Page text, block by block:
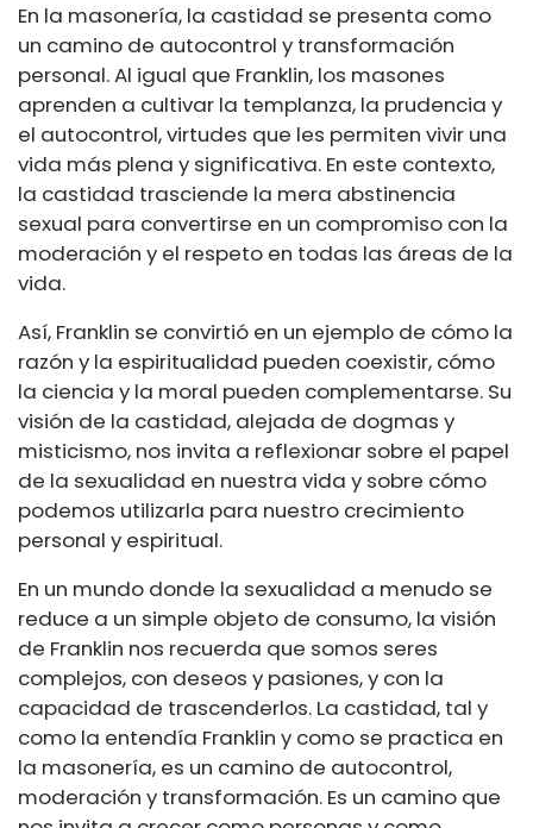
En la masonería, la castidad se presenta como
un camino de autocontrol y transformación
personal. Al igual que Franklin, los masones
aprenden a cultivar la templanza, la prudencia y
el autocontrol, virtudes que les permiten vivir una
vida más plena y significativa. En este contexto,
la castidad trasciende la mera abstinencia
sexual para convertirse en un compromiso con la
moderación y el respeto en todas las áreas de la
vida.
Así, Franklin se convirtió en un ejemplo de cómo la
razón y la espiritualidad pueden coexistir, cómo
la ciencia y la moral pueden complementarse. Su
visión de la castidad, alejada de dogmas y
misticismo, nos invita a reflexionar sobre el papel
de la sexualidad en nuestra vida y sobre cómo
podemos utilizarla para nuestro crecimiento
personal y espiritual.
En un mundo donde la sexualidad a menudo se
reduce a un simple objeto de consumo, la visión
de Franklin nos recuerda que somos seres
complejos, con deseos y pasiones, y con la
capacidad de trascenderlos. La castidad, tal y
como la entendía Franklin y como se practica en
la masonería, es un camino de autocontrol,
moderación y transformación. Es un camino que